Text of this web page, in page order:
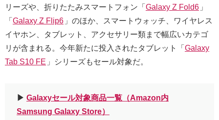
リーズや、折りたたみスマートフォン「 Galaxy Z Fold6 」
「 Galaxy Z Flip6 」のほか、スマートウォッチ、ワイヤレス
イヤホン、タブレット、アクセサリー類まで幅広いカテゴ
リが含まれる。今年新たに投入されたタブレット「 Galaxy
Tab S10 FE 」シリーズもセール対象だ。
▶︎ Galaxyセール対象商品一覧（Amazon内
Samsung Galaxy Store）